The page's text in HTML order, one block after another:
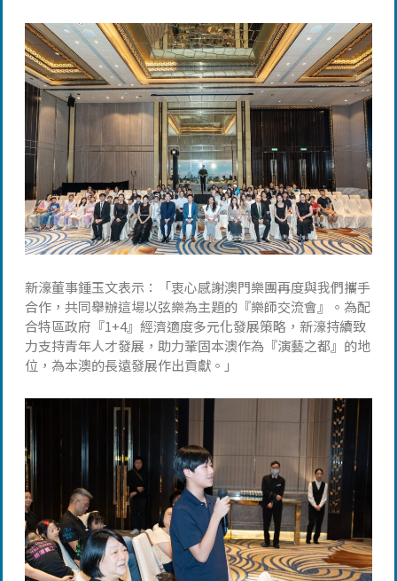
新濠董事鍾玉文表示：「衷心感謝澳門樂團再度與我們攜手
合作，共同舉辦這場以弦樂為主題的『樂師交流會』。為配
合特區政府『1+4』經濟適度多元化發展策略，新濠持續致
力支持青年人才發展，助力鞏固本澳作為『演藝之都』的地
位，為本澳的長遠發展作出貢獻。」